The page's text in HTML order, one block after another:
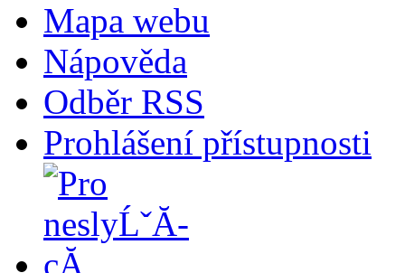
Mapa webu
Nápověda
Odběr RSS
Prohlášení přístupnosti